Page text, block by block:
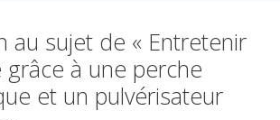
au sujet de « Entretenir
grâce à une perche
et un pulvérisateur